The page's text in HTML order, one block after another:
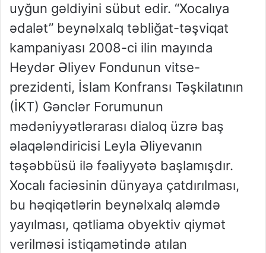
uyğun gəldiyini sübut edir. “Xocalıya
ədalət” beynəlxalq təbliğat-təşviqat
kampaniyası 2008-ci ilin mayında
Heydər Əliyev Fondunun vitse-
prezidenti, İslam Konfransı Təşkilatının
(İKT) Gənclər Forumunun
mədəniyyətlərarası dialoq üzrə baş
əlaqələndiricisi Leyla Əliyevanın
təşəbbüsü ilə fəaliyyətə başlamışdır.
Xocalı faciəsinin dünyaya çatdırılması,
bu həqiqətlərin beynəlxalq aləmdə
yayılması, qətliama obyektiv qiymət
verilməsi istiqamətində atılan